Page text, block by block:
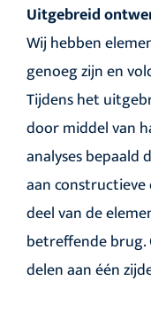
Uitgebreid
Wij hebben
genoeg zijn en
Tijdens het
door middel van
analyses bepaald
aan
deel van de
betreffende
delen aan één